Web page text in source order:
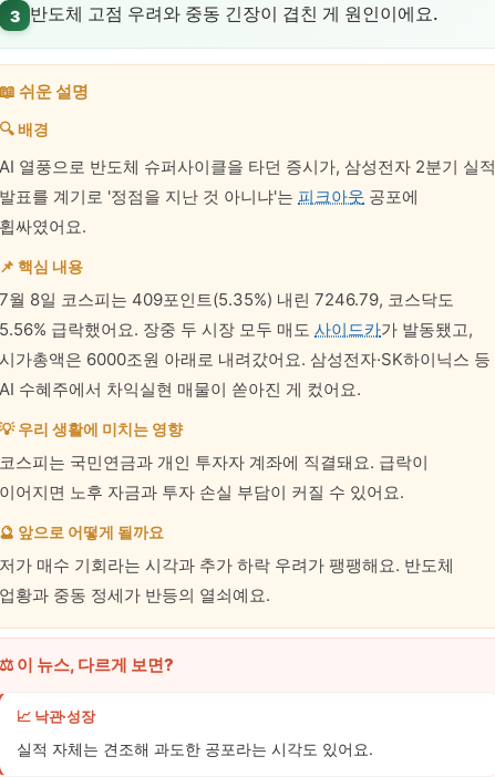
3 반도체 고점 우려와 중동 긴장이 겹친 게 원인이에요.
📖 쉬운 설명
🔍 배경
AI 열풍으로 반도체 슈퍼사이클을 타던 증시가, 삼성전자 2분기 실적
발표를 계기로 '정점을 지난 것 아니냐'는 피크아웃 공포에
휩싸였어요.
📌 핵심 내용
7월 8일 코스피는 409포인트(5.35%) 내린 7246.79, 코스닥도
5.56% 급락했어요. 장중 두 시장 모두 매도 사이드카가 발동됐고,
시가총액은 6000조원 아래로 내려갔어요. 삼성전자·SK하이닉스 등
AI 수혜주에서 차익실현 매물이 쏟아진 게 컸어요.
💡 우리 생활에 미치는 영향
코스피는 국민연금과 개인 투자자 계좌에 직결돼요. 급락이
이어지면 노후 자금과 투자 손실 부담이 커질 수 있어요.
🔮 앞으로 어떻게 될까요
저가 매수 기회라는 시각과 추가 하락 우려가 팽팽해요. 반도체
업황과 중동 정세가 반등의 열쇠예요.
⚖️ 이 뉴스, 다르게 보면?
📈 낙관·성장
실적 자체는 견조해 과도한 공포라는 시각도 있어요.